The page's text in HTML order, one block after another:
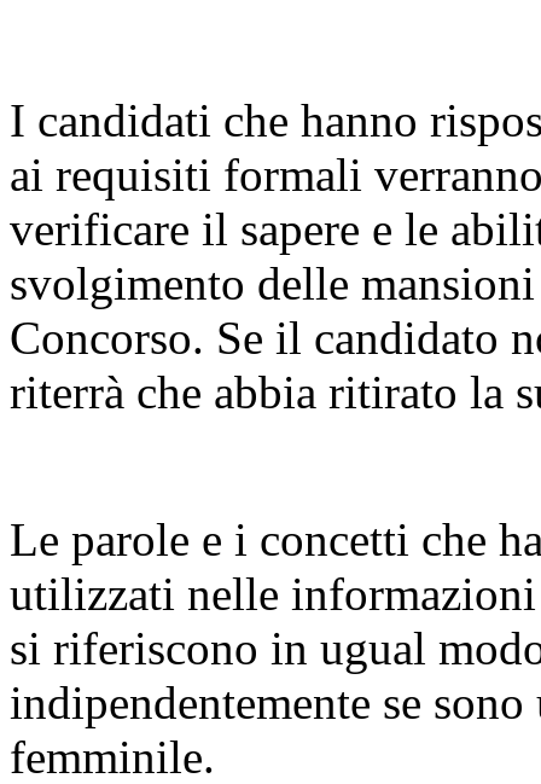
I candidati che hanno
ai requisiti formali
verificare il sapere e le
svolgimento delle
Concorso. Se il candidato
riterrà che abbia ritirato la
Le parole e i concetti che
utilizzati nelle
si riferiscono in ugual
indipendentemente se
femminile.